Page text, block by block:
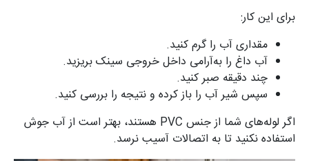
برای این کار:
مقداری آب را گرم کنید.
آب داغ را به‌آرامی داخل خروجی سینک بریزید.
چند دقیقه صبر کنید.
سپس شیر آب را باز کرده و نتیجه را بررسی کنید.
اگر لوله‌های شما از جنس PVC هستند، بهتر است از آب جوش
استفاده نکنید تا به اتصالات آسیب نرسد.